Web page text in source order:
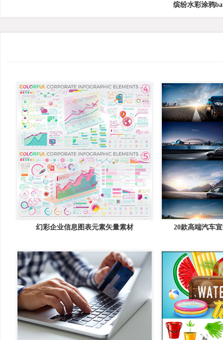
缤纷水彩涂鸦
幻彩企业信息图表元素矢量素材 20款高端汽车